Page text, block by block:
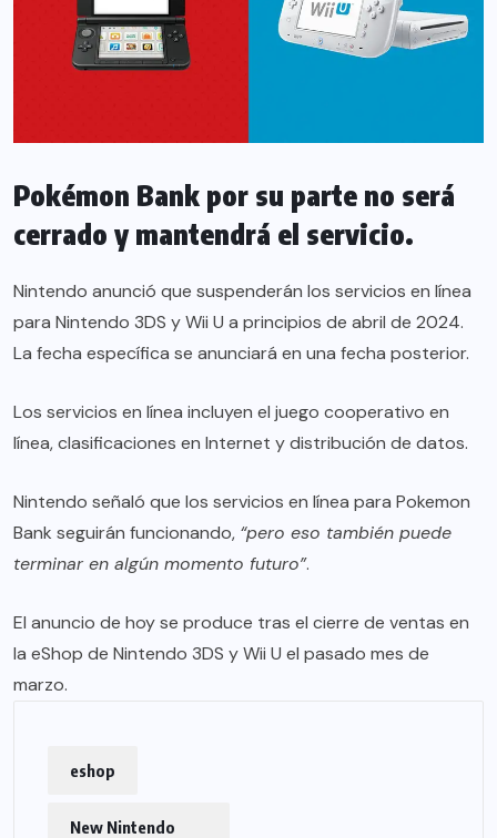
Pokémon Bank por su parte no será
cerrado y mantendrá el servicio.
Nintendo anunció que suspenderán los servicios en línea
para Nintendo 3DS y Wii U a principios de abril de 2024.
La fecha específica se anunciará en una fecha posterior.
Los servicios en línea incluyen el juego cooperativo en
línea, clasificaciones en Internet y distribución de datos.
Nintendo señaló que los servicios en línea para Pokemon
Bank seguirán funcionando, “pero eso también puede
terminar en algún momento futuro”.
El anuncio de hoy se produce tras el cierre de ventas en
la eShop de Nintendo 3DS y Wii U el pasado mes de
marzo.
eshop
New Nintendo